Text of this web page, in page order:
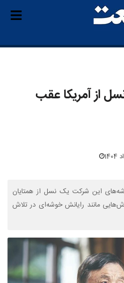
از آمریکا عقب
این شرکت یک نسل از همتایان
مانند رایانش خوشه‌ای در تلاش